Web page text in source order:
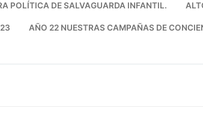
POLÍTICA DE SALVAGUARDA INFANTIL.
AÑO 22 NUESTRAS CAMPAÑAS DE